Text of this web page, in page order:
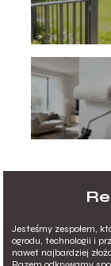
Jesteśmy zespołem,
ogrodu, technologii i
nawet najbardziej